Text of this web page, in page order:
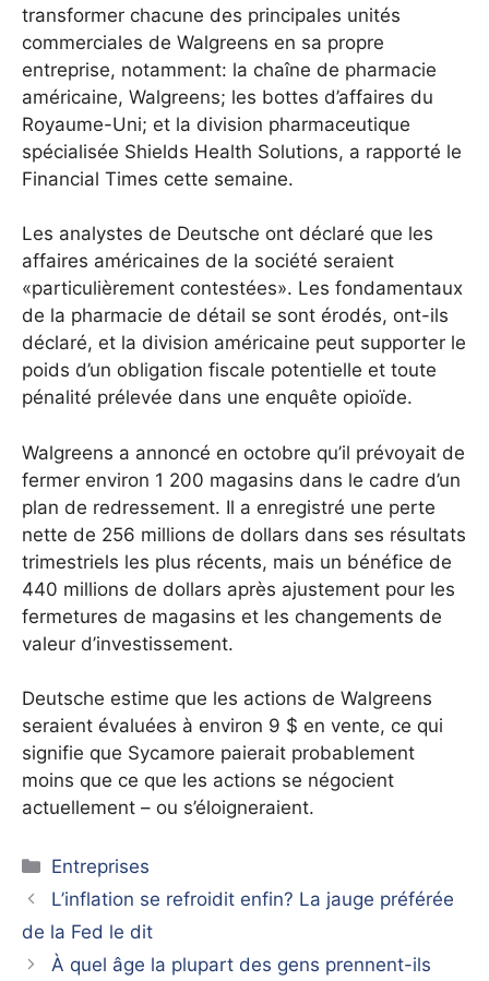
transformer chacune des principales unités
commerciales de Walgreens en sa propre
entreprise, notamment: la chaîne de pharmacie
américaine, Walgreens; les bottes d’affaires du
Royaume-Uni; et la division pharmaceutique
spécialisée Shields Health Solutions, a rapporté le
Financial Times cette semaine.
Les analystes de Deutsche ont déclaré que les
affaires américaines de la société seraient
«particulièrement contestées». Les fondamentaux
de la pharmacie de détail se sont érodés, ont-ils
déclaré, et la division américaine peut supporter le
poids d’un obligation fiscale potentielle et toute
pénalité prélevée dans une enquête opioïde.
Walgreens a annoncé en octobre qu’il prévoyait de
fermer environ 1 200 magasins dans le cadre d’un
plan de redressement. Il a enregistré une perte
nette de 256 millions de dollars dans ses résultats
trimestriels les plus récents, mais un bénéfice de
440 millions de dollars après ajustement pour les
fermetures de magasins et les changements de
valeur d’investissement.
Deutsche estime que les actions de Walgreens
seraient évaluées à environ 9 $ en vente, ce qui
signifie que Sycamore paierait probablement
moins que ce que les actions se négocient
actuellement – ou s’éloigneraient.
Catégories
Entreprises
L’inflation se refroidit enfin? La jauge préférée
de la Fed le dit
À quel âge la plupart des gens prennent-ils